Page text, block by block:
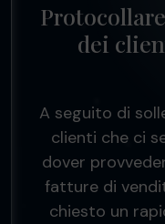
dei
A seguito di
clienti che ci
dover
fatture di
chiesto un